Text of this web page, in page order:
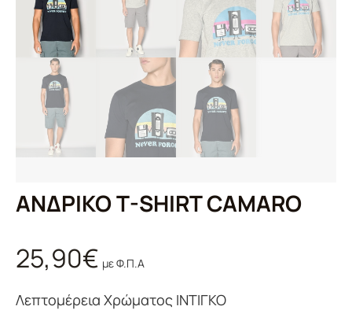
ΑΝΔΡΙΚΟ T-SHIRT CAMARO
25,90€ με Φ.Π.Α
Λεπτομέρεια Χρώματος ΙΝΤΙΓΚΟ